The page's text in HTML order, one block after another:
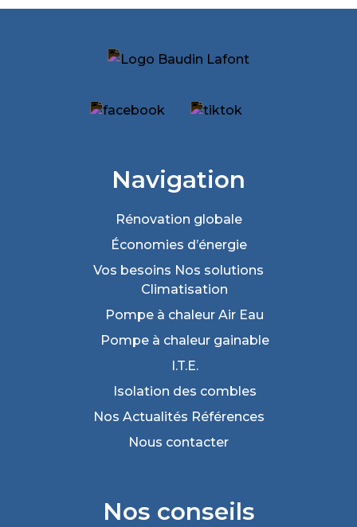
Navigation
Rénovation globale
Économies d’énergie
Vos besoins Nos solutions
Climatisation
Pompe à chaleur Air Eau
Pompe à chaleur gainable
I.T.E.
Isolation des combles
Nos Actualités Références
Nous contacter
Nos conseils